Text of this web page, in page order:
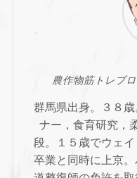
農作物筋トレブ
群馬県出身。３８
ナー，食育研究，
段。１５歳でウェ
卒業と同時に上京